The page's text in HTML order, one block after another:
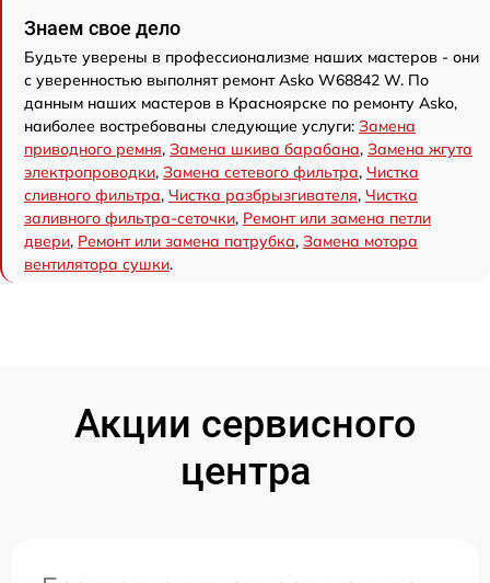
Знаем свое дело
Будьте уверены в профессионализме наших мастеров - они
с уверенностью выполнят ремонт Asko W68842 W. По
данным наших мастеров в Красноярске по ремонту Asko,
наиболее востребованы следующие услуги: Замена
приводного ремня, Замена шкива барабана, Замена жгута
электропроводки, Замена сетевого фильтра, Чистка
сливного фильтра, Чистка разбрызгивателя, Чистка
заливного фильтра-сеточки, Ремонт или замена петли
двери, Ремонт или замена патрубка, Замена мотора
вентилятора сушки.
Акции сервисного
центра